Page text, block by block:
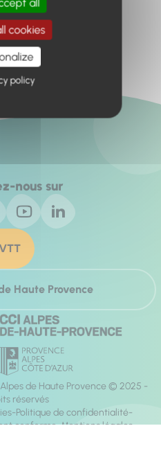
l'accueil
nous sur
Haute Provence
de Haute Provence © 2025 -
réservés
Politique de confidentialité
conforme Mentions légales
all
cookies
policy